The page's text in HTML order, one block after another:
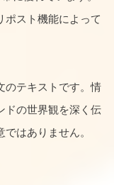
ポスト機能によって
のテキストです。情
ドの世界観を深く伝
はありません。